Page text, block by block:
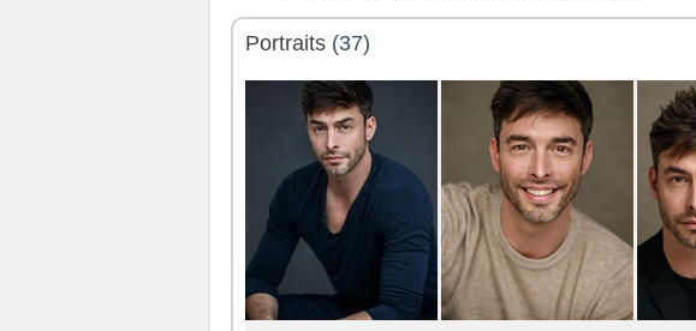
Portraits (37)